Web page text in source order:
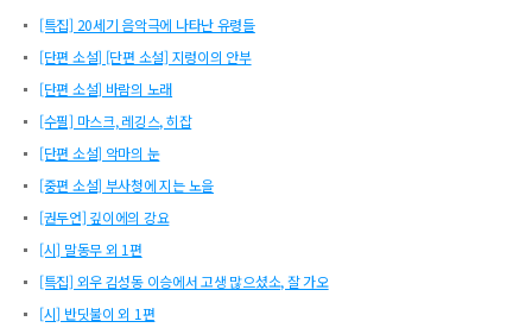
[특집] 20세기 음악극에 나타난 유령들
[단편 소설] [단편 소설] 지렁이의 안부
[단편 소설] 바람의 노래
[수필] 마스크, 레깅스, 히잡
[단편 소설] 악마의 눈
[중편 소설] 부사청에 지는 노을
[권두언] 깊이에의 강요
[시] 말동무 외 1편
[특집] 외우 김성동 이승에서 고생 많으셨소, 잘 가오
[시] 반딧불이 외 1편